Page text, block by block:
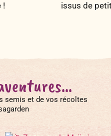
!
issus de
semis et de vos récoltes